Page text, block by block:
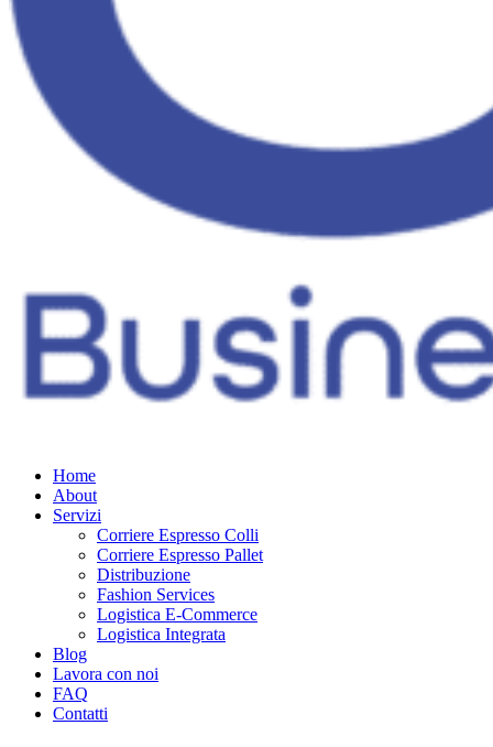
Home
About
Servizi
Corriere Espresso Colli
Corriere Espresso Pallet
Distribuzione
Fashion Services
Logistica E-Commerce
Logistica Integrata
Blog
Lavora con noi
FAQ
Contatti